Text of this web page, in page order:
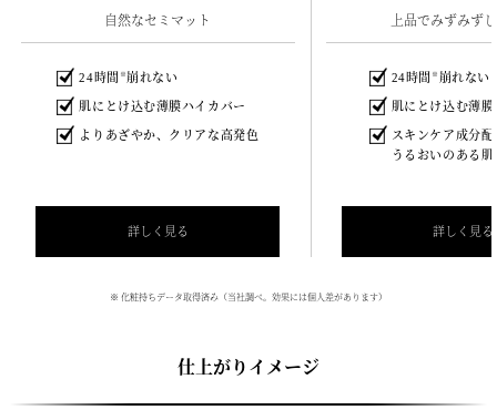
自然なセミマット
24時間 ※ 崩れない
肌にとけ込む薄膜ハイカバー
よりあざやか、クリアな高発色
詳しく見る
上品でみずみず
24時間 ※ 崩れない
肌にとけ込む薄
スキンケア成分配
うるおいのある肌
詳しく見る
※ 化粧持ちデータ取得済み（当社調べ。効果には個人差があります）
仕上がりイメージ